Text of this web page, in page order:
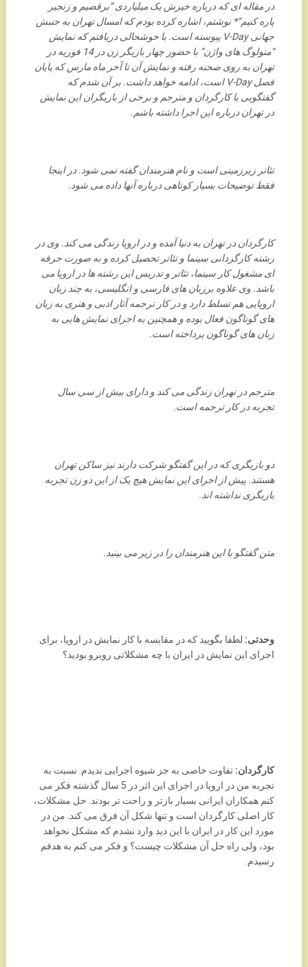
در مقاله ای که درباره خیزش یک میلیاردی “برقصیم و زنجیر
پاره کنیم”* نوشتم، اشاره کرده بودم که امسال تهران به جنبش
جهانی V-Day پیوسته است. با خوشحالی دریافتم که نمایش
“منولوگ های واژن” با حضور چهار بازیگر زن در 14 فوریه در
تهران به روی صحنه رفته و نمایش آن تا آخر ماه مارس که پایان
فصل V-Day است، ادامه خواهد داشت. بر آن شدم که
گفتگویی با کارگردان و مترجم و برخی از بازیگران این نمایش
در تهران درباره این اجرا داشته باشم.
تئاتر زیرزمینی است و نام هنرمندان گفته نمی شود. در اینجا
فقط توضیحات بسیار کوتاهی درباره آنها داده می شود.
کارگردان در تهران به دنیا آمده و در اروپا زندگی می کند. وی در
رشته کارگردانی سینما و تئاتر تحصیل کرده و به صورت حرفه
ای مشغول کار سینما، تئاتر و تدریس این رشته ها در اروپا می
باشد. وی علاوه برزبان های فارسی و انگلیسی، به چند زبان
اروپایی هم تسلط دارد و در کار ترجمه آثار ادبی و هنری به زبان
های گوناگون فعال بوده و همچنین به اجرای نمایش هایی به
زبان های گوناگون پرداخته است.
مترجم در تهران زندگی می کند و دارای بیش از سی سال
تجربه در کار ترجمه است.
دو بازیگری که در این گفتگو شرکت دارند نیز ساکن تهران
هستند. پیش از اجرای این نمایش هیچ یک از این دو زن تجربه
بازیگری نداشته اند.
متن گفتگو با این هنرمندان را در زیر می بینید.
وحدتی: لطفا بگویید که در مقایسه با کار نمایش در اروپا، برای
اجرای این نمایش در ایران با چه مشکلاتی روبرو بودید؟
کارگردان: تفاوت خاصی به جز شیوه اجرایی ندیدم. نسبت به
تجربه من در اروپا در اجرای این اثر در 5 سال گذشته فکر می
کنم همکاران ایرانی بسیار بازتر و راحت تر بودند. حل مشکلات،
کار اصلی کارگردان است و تنها شکل آن فرق می کند. من در
مورد این کار در ایران با این دید وارد نشدم که مشکل نخواهد
بود، ولی راه حل آن مشکلات چیست؟ و فکر می کنم به هدفم
رسیدم.